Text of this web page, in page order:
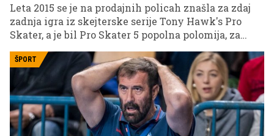
Leta 2015 se je na prodajnih policah znašla za zdaj
zadnja igra iz skejterske serije Tony Hawk's Pro
Skater, a je bil Pro Skater 5 popolna polomija, za
videli, da tega dela sploh ne bi bilo. Tokrat se zdi, da
ne bomo razočarani, saj se je založnik Activiosion
odločil za preverjen recept – septembra prihaja
''lepljenka'' Pro Skater 1 + 2 ali po domače,
prenovljeni igri Tony Hawk's Pro Skater 1 in 2, ki
veljata za klasiko.
ŠPORT